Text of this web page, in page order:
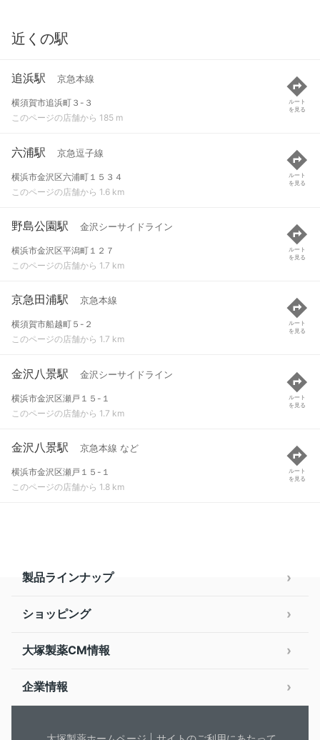
近くの駅
追浜駅 京急本線
横須賀市追浜町３-３
このページの店舗から 185 m
ルート
を見る
六浦駅 京急逗子線
横浜市金沢区六浦町１５３４
このページの店舗から 1.6 km
ルート
を見る
野島公園駅 金沢シーサイドライン
横浜市金沢区平潟町１２７
このページの店舗から 1.7 km
ルート
を見る
京急田浦駅 京急本線
横須賀市船越町５-２
このページの店舗から 1.7 km
ルート
を見る
金沢八景駅 金沢シーサイドライン
横浜市金沢区瀬戸１５-１
このページの店舗から 1.7 km
ルート
を見る
金沢八景駅 京急本線 など
横浜市金沢区瀬戸１５-１
このページの店舗から 1.8 km
ルート
を見る
製品ラインナップ
ショッピング
大塚製薬CM情報
企業情報